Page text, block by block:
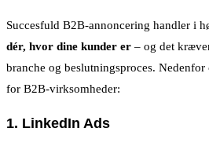
Succesfuld B2B-annoncering handler i
dér, hvor dine kunder er – og det
branche og beslutningsproces.
for B2B-virksomheder:
1. LinkedIn Ads